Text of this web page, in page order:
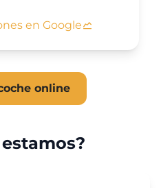
en Google
online